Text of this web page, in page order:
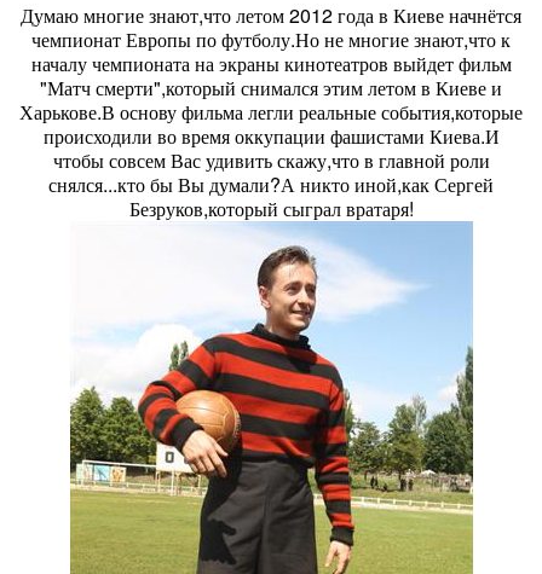
Думаю многие знают,что летом 2012 года в Киеве начнётся
чемпионат Европы по футболу.Но не многие знают,что к
началу чемпионата на экраны кинотеатров выйдет фильм
"Матч смерти",который снимался этим летом в Киеве и
Харькове.В основу фильма легли реальные события,которые
происходили во время оккупации фашистами Киева.И
чтобы совсем Вас удивить скажу,что в главной роли
снялся...кто бы Вы думали?А никто иной,как Сергей
Безруков,который сыграл вратаря!